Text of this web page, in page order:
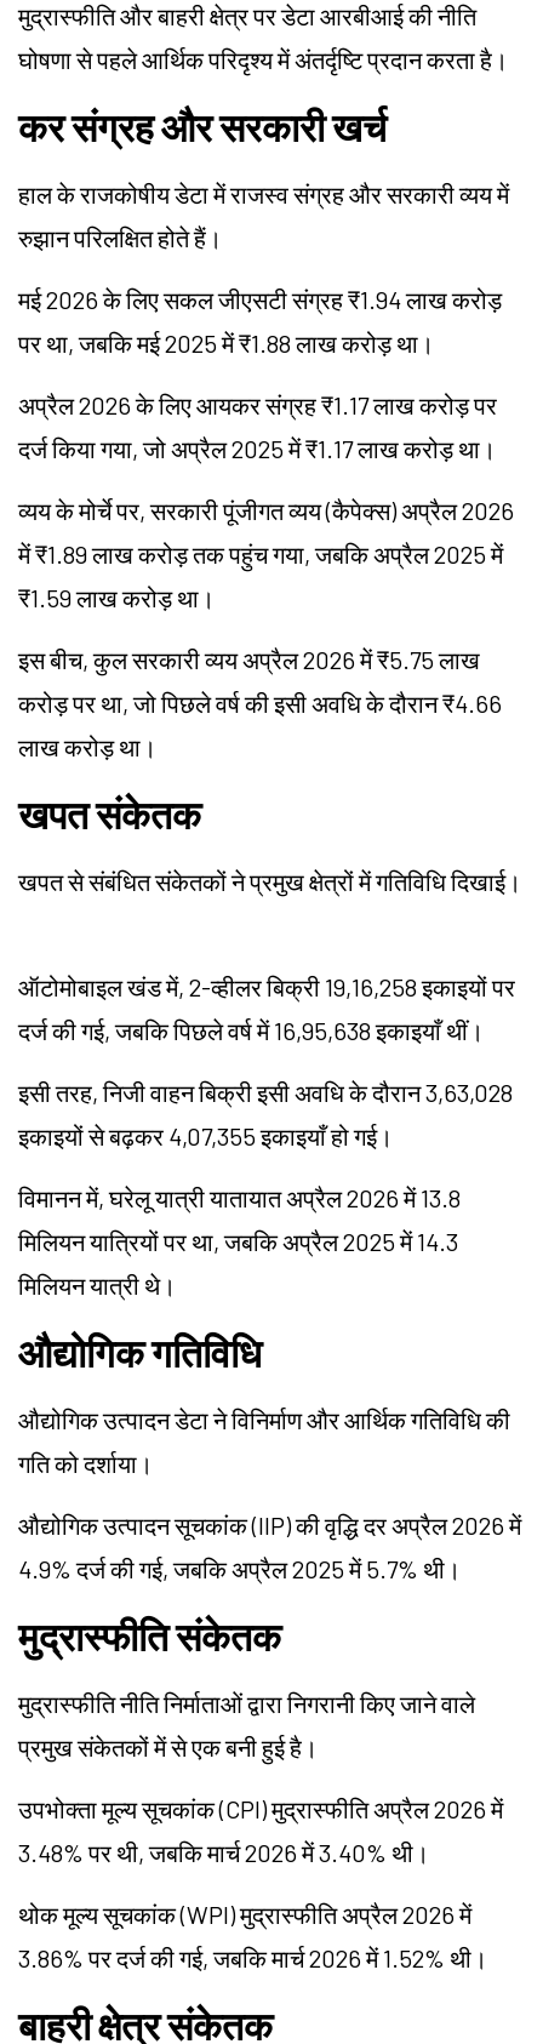
मुद्रास्फीति और बाहरी क्षेत्र पर डेटा आरबीआई की नीति
घोषणा से पहले आर्थिक परिदृश्य में अंतर्दृष्टि प्रदान करता है।
कर संग्रह और सरकारी खर्च
हाल के राजकोषीय डेटा में राजस्व संग्रह और सरकारी व्यय में
रुझान परिलक्षित होते हैं।
मई 2026 के लिए सकल जीएसटी संग्रह ₹1.94 लाख करोड़
पर था, जबकि मई 2025 में ₹1.88 लाख करोड़ था।
अप्रैल 2026 के लिए आयकर संग्रह ₹1.17 लाख करोड़ पर
दर्ज किया गया, जो अप्रैल 2025 में ₹1.17 लाख करोड़ था।
व्यय के मोर्चे पर, सरकारी पूंजीगत व्यय (कैपेक्स) अप्रैल 2026
में ₹1.89 लाख करोड़ तक पहुंच गया, जबकि अप्रैल 2025 में
₹1.59 लाख करोड़ था।
इस बीच, कुल सरकारी व्यय अप्रैल 2026 में ₹5.75 लाख
करोड़ पर था, जो पिछले वर्ष की इसी अवधि के दौरान ₹4.66
लाख करोड़ था।
खपत संकेतक
खपत से संबंधित संकेतकों ने प्रमुख क्षेत्रों में गतिविधि दिखाई।
ऑटोमोबाइल खंड में, 2-व्हीलर बिक्री 19,16,258 इकाइयों पर
दर्ज की गई, जबकि पिछले वर्ष में 16,95,638 इकाइयाँ थीं।
इसी तरह, निजी वाहन बिक्री इसी अवधि के दौरान 3,63,028
इकाइयों से बढ़कर 4,07,355 इकाइयाँ हो गई।
विमानन में, घरेलू यात्री यातायात अप्रैल 2026 में 13.8
मिलियन यात्रियों पर था, जबकि अप्रैल 2025 में 14.3
मिलियन यात्री थे।
औद्योगिक गतिविधि
औद्योगिक उत्पादन डेटा ने विनिर्माण और आर्थिक गतिविधि की
गति को दर्शाया।
औद्योगिक उत्पादन सूचकांक (IIP) की वृद्धि दर अप्रैल 2026 में
4.9% दर्ज की गई, जबकि अप्रैल 2025 में 5.7% थी।
मुद्रास्फीति संकेतक
मुद्रास्फीति नीति निर्माताओं द्वारा निगरानी किए जाने वाले
प्रमुख संकेतकों में से एक बनी हुई है।
उपभोक्ता मूल्य सूचकांक (CPI) मुद्रास्फीति अप्रैल 2026 में
3.48% पर थी, जबकि मार्च 2026 में 3.40% थी।
थोक मूल्य सूचकांक (WPI) मुद्रास्फीति अप्रैल 2026 में
3.86% पर दर्ज की गई, जबकि मार्च 2026 में 1.52% थी।
बाहरी क्षेत्र संकेतक